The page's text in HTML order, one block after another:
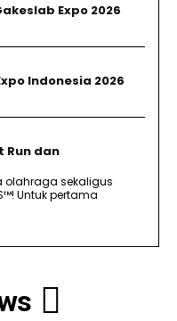
Expo 2026
Indonesia 2026
Run dan
olahraga sekaligus
Untuk pertama